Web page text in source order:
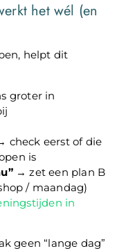
het wél (en
helpt dit
groter in
check eerst of die
is
→ zet een plan B
/ maandag)
in
geen “lange dag”